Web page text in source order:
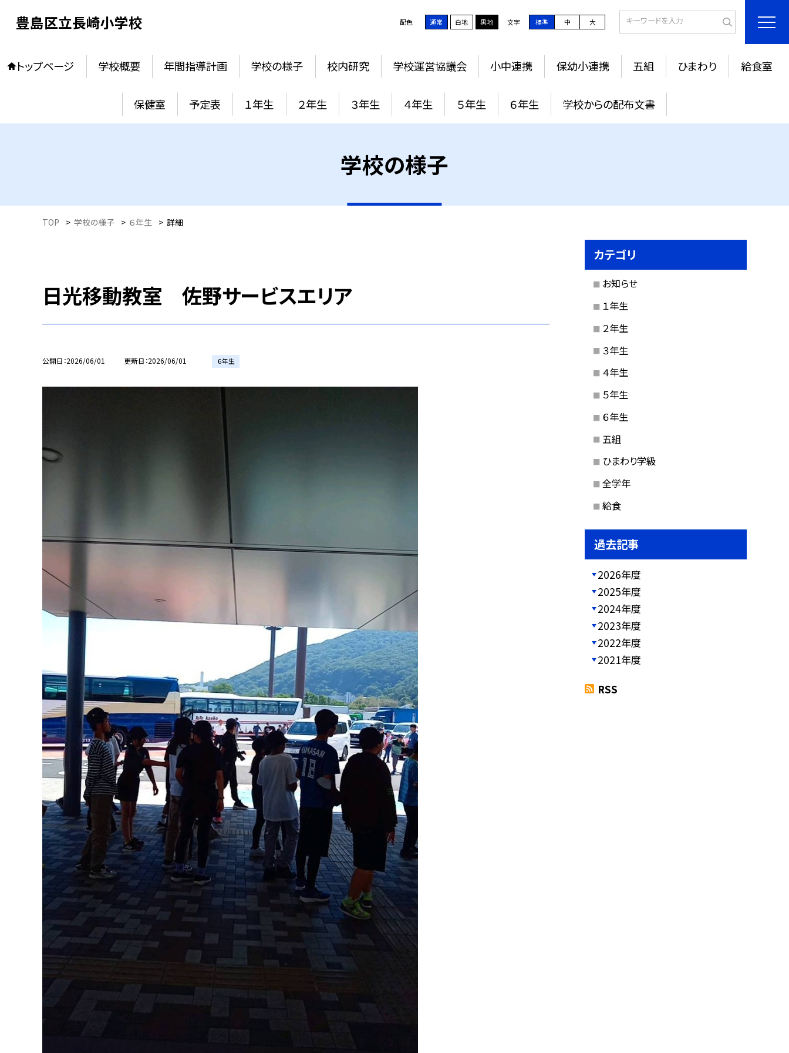
豊島区立長崎小学校 配色 通常 白地 黒地 文字 標準 中 大
トップページ 学校概要 年間指導計画 学校の様子 校内研究 学校運営協議会 小中連携 保幼小連携 五組 ひまわり 給食室
保健室 予定表 １年生 ２年生 ３年生 ４年生 ５年生 ６年生 学校からの配布文書
学校の様子
TOP > 学校の様子 > ６年生 > 詳細
日光移動教室 佐野サービスエリア
公開日 2026/06/01 更新日 2026/06/01 ６年生
カテゴリ
お知らせ
１年生
２年生
３年生
４年生
５年生
６年生
五組
ひまわり学級
全学年
給食
過去記事
2026年度
2025年度
2024年度
2023年度
2022年度
2021年度
RSS